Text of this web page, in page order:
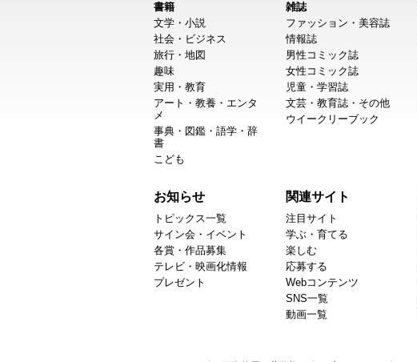
書籍
文学・小説
社会・ビジネス
旅行・地図
趣味
実用・教育
アート・教養・エンタ
メ
事典・図鑑・語学・辞
書
こども
雑誌
ファッション・美容誌
情報誌
男性コミック誌
女性コミック誌
児童・学習誌
文芸・教育誌・その他
ウイークリーブック
お知らせ
トピックス一覧
サイン会・イベント
各賞・作品募集
テレビ・映画化情報
プレゼント
関連サイト
注目サイト
学ぶ・育てる
楽しむ
応募する
Webコンテンツ
SNS一覧
動画一覧